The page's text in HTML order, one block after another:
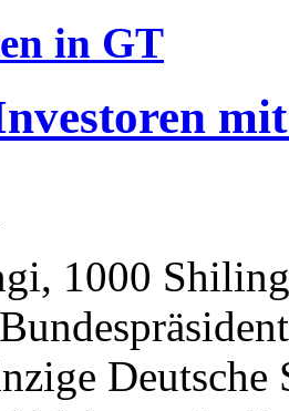
in GT
1000
Deutsche